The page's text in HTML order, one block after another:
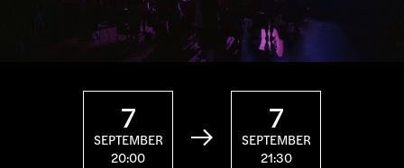
7
SEPTEMBER
20:00

7
SEPTEMBER
21:30